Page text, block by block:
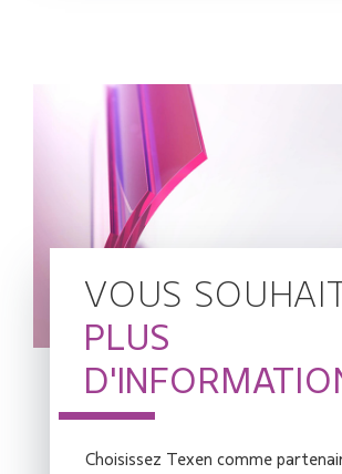
VOUS
PLUS
Choisissez Texen comme